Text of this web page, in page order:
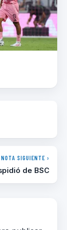
NOTA SIGUIENTE ›
de BSC